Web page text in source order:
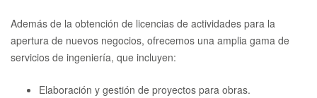
Además de la obtención de licencias de actividades para la
apertura de nuevos negocios, ofrecemos una amplia gama de
servicios de ingeniería, que incluyen:
Elaboración y gestión de proyectos para obras.